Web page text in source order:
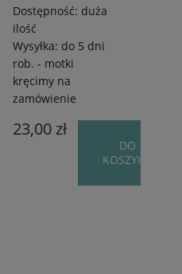
Dostępność: duża
ilość
Wysyłka: do 5 dni
rob. - motki
kręcimy na
zamówienie
23,00 zł
DO
KOSZYKA